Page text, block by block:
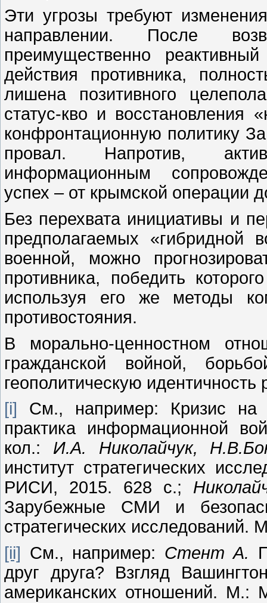
Эти угрозы требуют
направлении. После
преимущественно
действия противника,
лишена позитивного
статус-кво и восстановления
конфронтационную политику
провал. Напротив,
информационным
успех – от крымской операции
Без перехвата инициативы и
предполагаемых «гибридной
военной, можно
противника, победить
используя его же методы
противостояния.
В морально-ценностном
гражданской войной,
геополитическую идентичность
[i]
См., например: Кризис на
практика информационной
кол.: И.А. Николайчук,
институт стратегических
РИСИ, 2015. 628 с.;
Зарубежные СМИ и
стратегических
[ii] См., например: Стент А.
друг друга? Взгляд
американских отношений.